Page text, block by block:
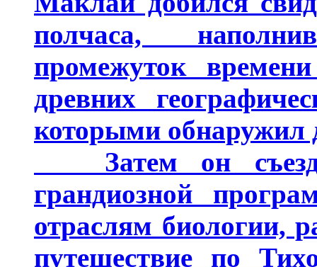
полчаса,
промежуток
древних
которыми обнаружил
Затем он
грандиозной
отраслям биологии,
путешествие по